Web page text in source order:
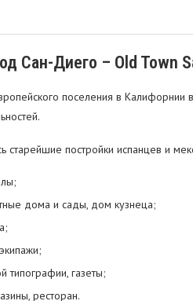
Сан-Диего – Old Town
поселения в
старейшие постройки испанцев и
дома и сады, дом кузнеца;
типографии, газеты;
ресторан.